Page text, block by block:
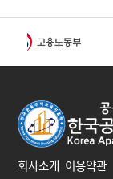
회사소개 이용약관